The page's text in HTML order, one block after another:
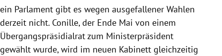
ein Parlament gibt es wegen ausgefallener Wahlen
derzeit nicht. Conille, der Ende Mai von einem
Übergangspräsidialrat zum Ministerpräsident
gewählt wurde, wird im neuen Kabinett gleichzeitig